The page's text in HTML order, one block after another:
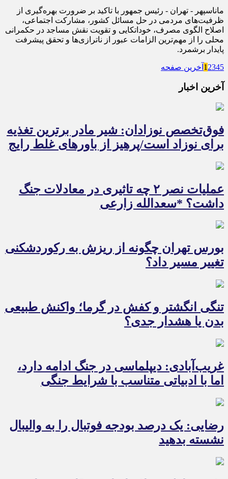
ماناسپهر - تهران - رئیس جمهور با تاکید بر ضرورت بهره‌گیری از
ظرفیت‌های مردمی در حل مسائل کشور، مشارکت اجتماعی،
اصلاح الگوی مصرف، خوداتکایی و تقویت نقش مساجد در حکمرانی
محلی را از مهم‌ترین الزامات عبور از ناترازی‌ها و تحقق پیشرفت
پایدار برشمرد.
1 2345 آخرین صفحه
آخرین اخبار
فوق‌تخصص نوزادان: شیر مادر برترین تغذیه
برای نوزاد است/پرهیز از باورهای غلط رایج
عملیات نصر ۲ چه تاثیری در معادلات جنگ
داشت؟ *سعدالله زارعی
بورس تهران چگونه از ریزش به رکوردشکنی
تغییر مسیر داد؟
تنگی انگشتر و کفش در گرما؛ واکنش طبیعی
بدن یا هشدار جدی؟
غریب‌آبادی: دیپلماسی در جنگ ادامه دارد،
اما با ادبیاتی متناسب با شرایط جنگی
رضایی: یک درصد بودجه فوتبال را به والیبال
نشسته بدهید